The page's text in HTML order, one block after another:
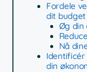
Fordele
dit budget
Øg din
Nå
din